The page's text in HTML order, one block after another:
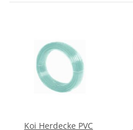
Koi Herdecke PVC